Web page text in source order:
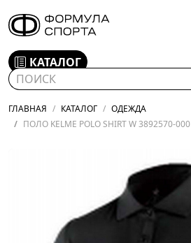
КАТАЛОГ
ГЛАВНАЯ КАТАЛОГ
ОДЕЖДА
ПОЛО KELME POLO SHIRT W 3892570-000